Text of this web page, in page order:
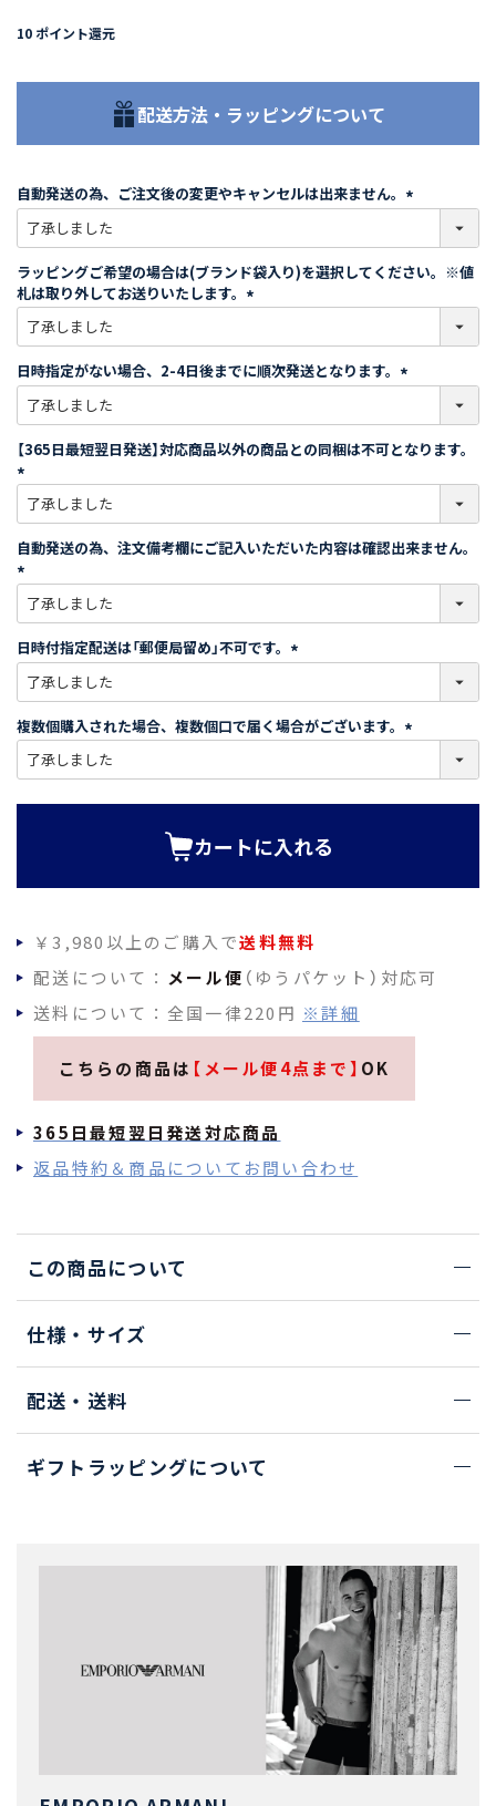
10 ポイント還元
配送方法・ラッピングについて
自動発送の為、ご注文後の変更やキャンセルは出来ません。
必
須
)
ラッピングご希望の場合は(ブランド袋入り)を選択してください。※値
札は取り外してお送りいたします。
必
須
)
日時指定がない場合、2-4日後までに順次発送となります。
必
須
)
【365日最短翌日発送】対応商品以外の商品との同梱は不可となります。
必
須
)
自動発送の為、注文備考欄にご記入いただいた内容は確認出来ません。
必
須
)
日時付指定配送は「郵便局留め」不可です。
必
須
)
複数個購入された場合、複数個口で届く場合がございます。
必
カートに入れる
￥3,980以上のご購入で送料無料
配送について： メール便 （ゆうパケット）対応可
送料について：全国一律220円 ※詳細
こちらの商品は 【メール便4点まで】 OK
365日最短翌日発送対応商品
返品特約＆商品についてお問い合わせ
この商品について
仕様・サイズ
配送・送料
ギフトラッピングについて